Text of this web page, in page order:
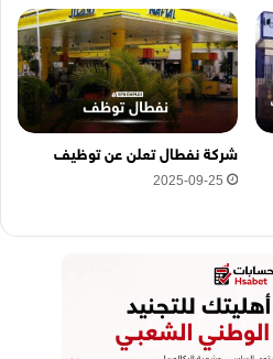
شركة نفطال تعلن عن توظيف
2025-09-25